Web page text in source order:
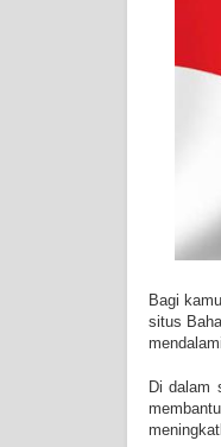
Bagi
situs
Di dalam